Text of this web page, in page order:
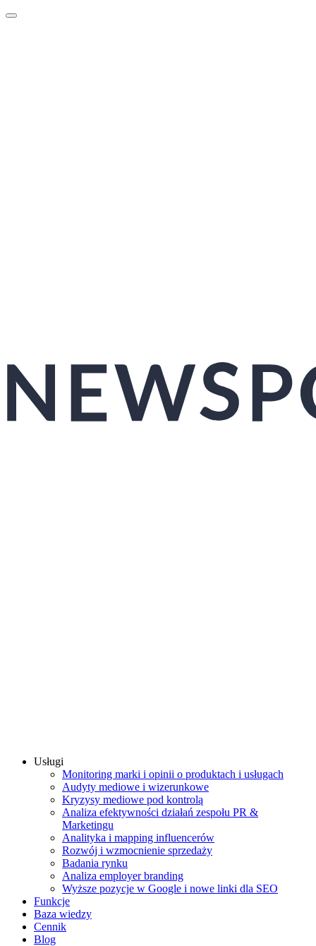
Usługi
Monitoring marki i opinii o produktach i usługach
Audyty mediowe i wizerunkowe
Kryzysy mediowe pod kontrolą
Analiza efektywności działań zespołu PR &
Marketingu
Analityka i mapping influencerów
Rozwój i wzmocnienie sprzedaży
Badania rynku
Analiza employer branding
Wyższe pozycje w Google i nowe linki dla SEO
Funkcje
Baza wiedzy
Cennik
Blog